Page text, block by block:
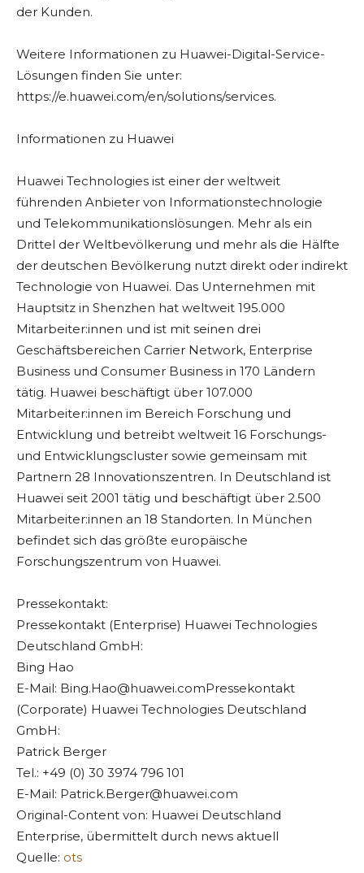
der Kunden.
Weitere Informationen zu Huawei-Digital-Service-
Lösungen finden Sie unter:
https://e.huawei.com/en/solutions/services.
Informationen zu Huawei
Huawei Technologies ist einer der weltweit
führenden Anbieter von Informationstechnologie
und Telekommunikationslösungen. Mehr als ein
Drittel der Weltbevölkerung und mehr als die Hälfte
der deutschen Bevölkerung nutzt direkt oder indirekt
Technologie von Huawei. Das Unternehmen mit
Hauptsitz in Shenzhen hat weltweit 195.000
Mitarbeiter:innen und ist mit seinen drei
Geschäftsbereichen Carrier Network, Enterprise
Business und Consumer Business in 170 Ländern
tätig. Huawei beschäftigt über 107.000
Mitarbeiter:innen im Bereich Forschung und
Entwicklung und betreibt weltweit 16 Forschungs-
und Entwicklungscluster sowie gemeinsam mit
Partnern 28 Innovationszentren. In Deutschland ist
Huawei seit 2001 tätig und beschäftigt über 2.500
Mitarbeiter:innen an 18 Standorten. In München
befindet sich das größte europäische
Forschungszentrum von Huawei.
Pressekontakt:
Pressekontakt (Enterprise) Huawei Technologies
Deutschland GmbH:
Bing Hao
E-Mail: Bing.Hao@huawei.comPressekontakt
(Corporate) Huawei Technologies Deutschland
GmbH:
Patrick Berger
Tel.: +49 (0) 30 3974 796 101
E-Mail: Patrick.Berger@huawei.com
Original-Content von: Huawei Deutschland
Enterprise, übermittelt durch news aktuell
Quelle: ots